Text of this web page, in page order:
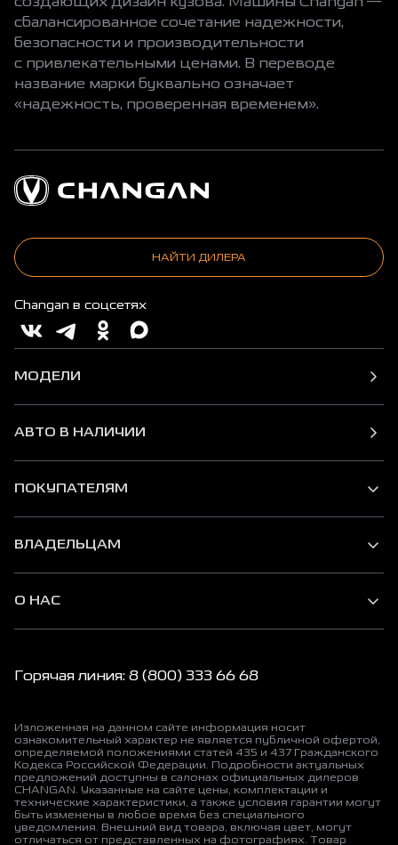
сбалансированное сочетание надежности,
безопасности и производительности
с привлекательными ценами. В переводе
название марки буквально означает
«надежность, проверенная временем».
НАЙТИ ДИЛЕРА
Changan в соцсетях
МОДЕЛИ
АВТО В НАЛИЧИИ
ПОКУПАТЕЛЯМ
ВЛАДЕЛЬЦАМ
О НАС
Горячая линия: 8 (800) 333 66 68
Изложенная на данном сайте информация носит
ознакомительный характер не является публичной офертой,
определяемой положениями статей 435 и 437 Гражданского
Кодекса Российской Федерации. Подробности актуальных
предложений доступны в салонах официальных дилеров
CHANGAN. Указанные на сайте цены, комплектации и
технические характеристики, а также условия гарантии могут
быть изменены в любое время без специального
уведомления. Внешний вид товара, включая цвет, могут
отличаться от представленных на фотографиях. Товар